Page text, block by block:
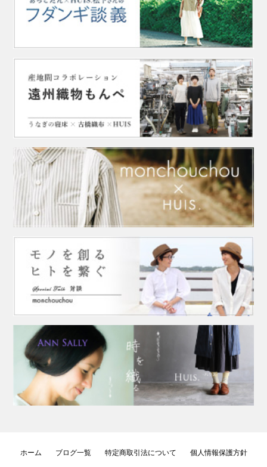
ホーム ブログ一覧 特定商取引法について
個人情報保護方針